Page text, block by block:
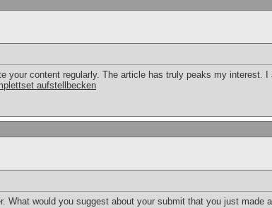
your content regularly. The article has truly peaks my interest.
aufstellbecken
What would you suggest about your submit that you just made